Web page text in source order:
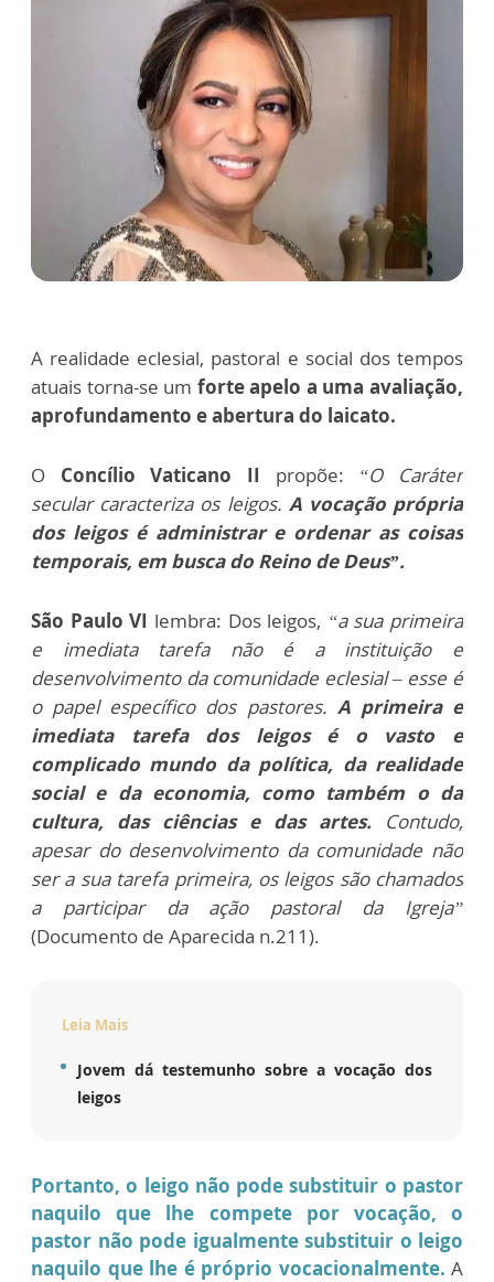
A realidade eclesial, pastoral e social dos tempos
atuais torna-se um forte apelo a uma avaliação,
aprofundamento e abertura do laicato.
O Concílio Vaticano II propõe: “O Caráter
secular caracteriza os leigos. A vocação própria
dos leigos é administrar e ordenar as coisas
temporais, em busca do Reino de Deus”.
São Paulo VI lembra: Dos leigos, “a sua primeira
e imediata tarefa não é a instituição e
desenvolvimento da comunidade eclesial – esse é
o papel específico dos pastores. A primeira e
imediata tarefa dos leigos é o vasto e
complicado mundo da política, da realidade
social e da economia, como também o da
cultura, das ciências e das artes. Contudo,
apesar do desenvolvimento da comunidade não
ser a sua tarefa primeira, os leigos são chamados
a participar da ação pastoral da Igreja”
(Documento de Aparecida n.211).
Leia Mais
Jovem dá testemunho sobre a vocação dos
leigos
Portanto, o leigo não pode substituir o pastor
naquilo que lhe compete por vocação, o
pastor não pode igualmente substituir o leigo
naquilo que lhe é próprio vocacionalmente. A